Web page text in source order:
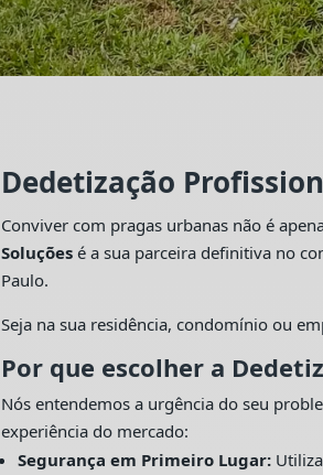
Dedetização
Conviver com pragas urbanas não é
Soluções é a sua parceira definitiva no
Paulo.
Seja na sua residência, condomínio ou
Por que escolher a
Nós entendemos a urgência do seu
experiência do mercado:
Segurança em Primeiro Lugar: